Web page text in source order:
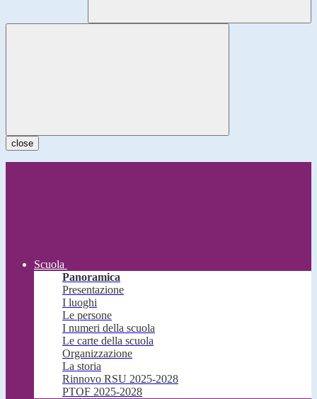
close
Scuola
Panoramica
Presentazione
I luoghi
Le persone
I numeri della scuola
Le carte della scuola
Organizzazione
La storia
Rinnovo RSU 2025-2028
PTOF 2025-2028